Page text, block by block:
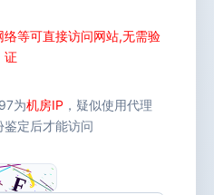
等可直接访问网站,无需验
证
为机房IP ，疑似使用代理
鉴定后才能访问